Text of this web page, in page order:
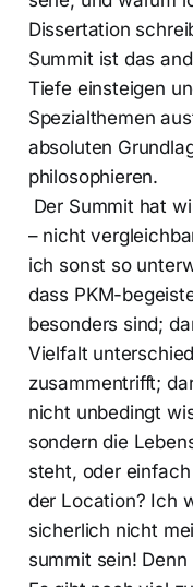
Dissertation
Summit ist das
Tiefe einsteigen
Spezialthemen
absoluten
philosophieren.
Der Summit hat
– nicht
ich sonst so
dass PKM-
besonders sind;
Vielfalt
zusammentrifft;
nicht unbedingt
sondern die
steht, oder
der Location? Ich
sicherlich nicht
summit sein!